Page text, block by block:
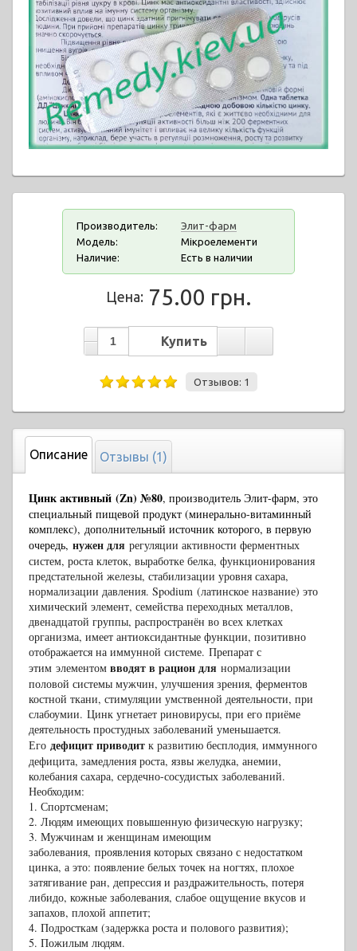
Производитель:
Элит-фарм
Модель:
Мікроелементи
Наличие:
Есть в наличии
Цена: 75.00 грн.
Отзывов: 1
Описание Отзывы (1)
Цинк активный (Zn) №80, производитель Элит-фарм, это
специальный пищевой продукт (минерально-витаминный
комплекс), дополнительный источник которого, в первую
очередь, нужен для регуляции активности ферментных
систем, роста клеток, выработке белка, функционирования
предстательной железы, стабилизации уровня сахара,
нормализации давления. Spodium (латинское название) это
химический элемент, семейства переходных металлов,
двенадцатой группы, распространён во всех клетках
организма, имеет антиоксидантные функции, позитивно
отображается на иммунной системе. Препарат с
этим элементом вводят в рацион для нормализации
половой системы мужчин, улучшения зрения, ферментов
костной ткани, стимуляции умственной деятельности, при
слабоумии. Цинк угнетает риновирусы, при его приёме
деятельность простудных заболеваний уменьшается.
Его дефицит приводит к развитию бесплодия, иммунного
дефицита, замедления роста, язвы желудка, анемии,
колебания сахара, сердечно-сосудистых заболеваний.
Необходим:
1. Спортсменам;
2. Людям имеющих повышенную физическую нагрузку;
3. Мужчинам и женщинам имеющим
заболевания, проявления которых связано с недостатком
цинка, а это: появление белых точек на ногтях, плохое
затягивание ран, депрессия и раздражительность, потеря
либидо, кожные заболевания, слабое ощущение вкусов и
запахов, плохой аппетит;
4. Подросткам (задержка роста и полового развития);
5. Пожилым людям.